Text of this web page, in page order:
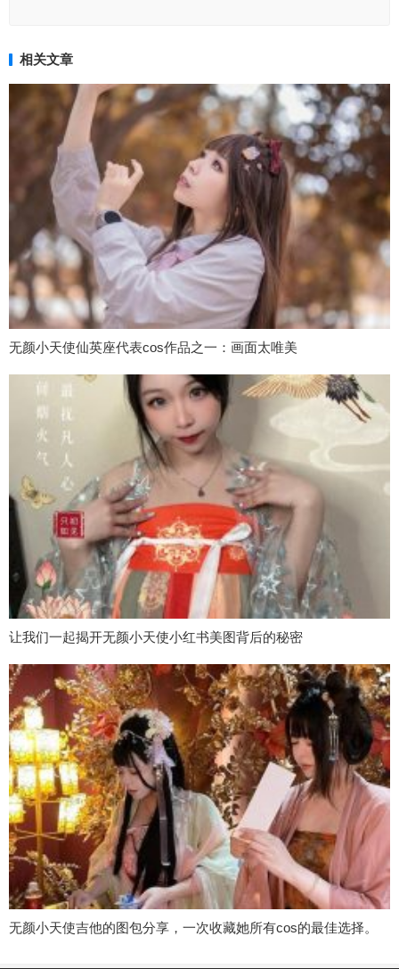
相关文章
无颜小天使仙英座代表cos作品之一：画面太唯美
让我们一起揭开无颜小天使小红书美图背后的秘密
无颜小天使吉他的图包分享，一次收藏她所有cos的最佳选择。